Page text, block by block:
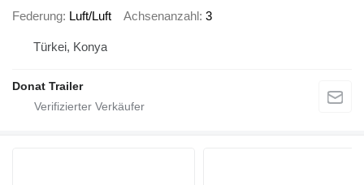
Federung Luft/Luft Achsenanzahl 3
Türkei, Konya
Donat Trailer